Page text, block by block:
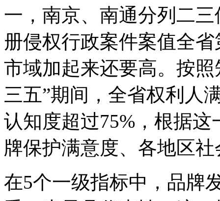
一，南京、南通分列二
册侵权行政案件案值全
市域加起来还要高。按
三五”期间，全省权利人
认知度超过75%，根据
牌保护满意度、各地区
在5个一级指标中，品牌